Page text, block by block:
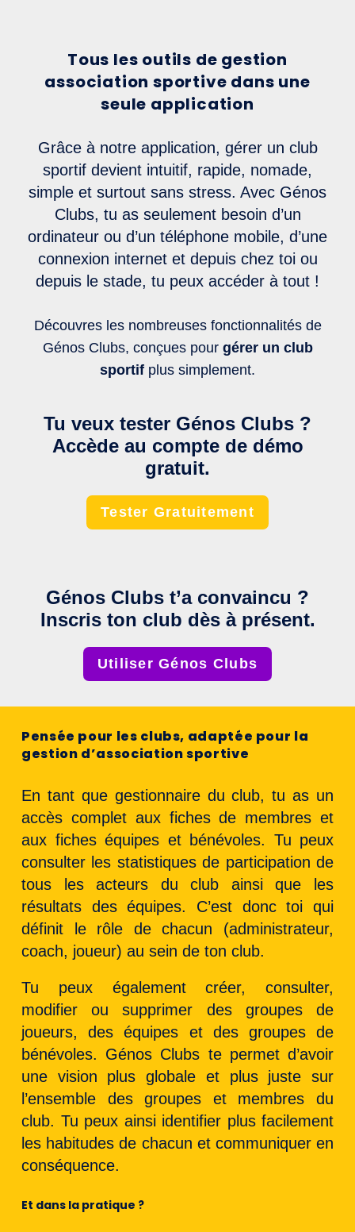
Tous les outils de gestion
association sportive dans une
seule application
Grâce à notre application, gérer un club
sportif devient intuitif, rapide, nomade,
simple et surtout sans stress. Avec Génos
Clubs, tu as seulement besoin d’un
ordinateur ou d’un téléphone mobile, d’une
connexion internet et depuis chez toi ou
depuis le stade, tu peux accéder à tout !
Découvres les nombreuses fonctionnalités de
Génos Clubs, conçues pour gérer un club
sportif plus simplement.
Tu veux tester Génos Clubs ?
Accède au compte de démo
gratuit.
Tester Gratuitement
Génos Clubs t’a convaincu ?
Inscris ton club dès à présent.
Utiliser Génos Clubs
Pensée pour les clubs, adaptée pour la
gestion d’association sportive
En tant que gestionnaire du club, tu as un
accès complet aux fiches de membres et
aux fiches équipes et bénévoles. Tu peux
consulter les statistiques de participation de
tous les acteurs du club ainsi que les
résultats des équipes. C’est donc toi qui
définit le rôle de chacun (administrateur,
coach, joueur) au sein de ton club.
Tu peux également créer, consulter,
modifier ou supprimer des groupes de
joueurs, des équipes et des groupes de
bénévoles. Génos Clubs te permet d’avoir
une vision plus globale et plus juste sur
l’ensemble des groupes et membres du
club. Tu peux ainsi identifier plus facilement
les habitudes de chacun et communiquer en
conséquence.
Et dans la pratique ?